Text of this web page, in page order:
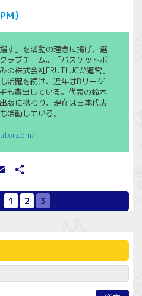
）
す」を活動の理念に掲げ、選
ラブチーム。「バスケットボ
株式会社ERUTLUCが運営。
活躍を続け、近年はBリーグ
も輩出している。代表の鈴木
版に携わり、現在は日本代表
活動している。
Email
1 2 3